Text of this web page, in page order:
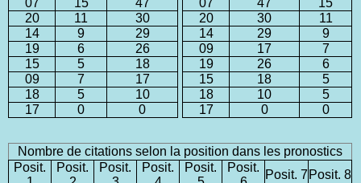
20
11
30
14
9
29
19
6
26
15
5
18
09
7
17
18
5
10
17
0 0
20
30
11
14
29
9
09
17
7
19
26
6
15
18
5
18
10
5
17
0 0
Nombre de citations selon la position dans les pronostics
Posit.
Posit.
Posit.
Posit.
Posit.
Posit.
Posit. 7 Posit. 8